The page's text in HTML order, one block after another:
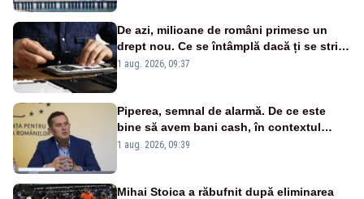
De azi, milioane de români primesc un
drept nou. Ce se întâmplă dacă ți se strică
un produs
1 aug. 2026, 09:37
Piperea, semnal de alarmă. De ce este
bine să avem bani cash, în contextul
alertei energetice?
1 aug. 2026, 09:39
Mihai Stoica a răbufnit după eliminarea